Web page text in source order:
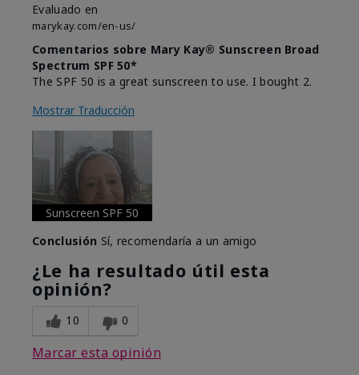
Evaluado en
marykay.com/en-us/
Comentarios sobre Mary Kay® Sunscreen Broad
Spectrum SPF 50*
The SPF 50 is a great sunscreen to use. I bought 2.
Mostrar Traducción
Sunscreen SPF 50
Conclusión Sí, recomendaría a un amigo
¿Le ha resultado útil esta
opinión?
10 0
Marcar esta opinión